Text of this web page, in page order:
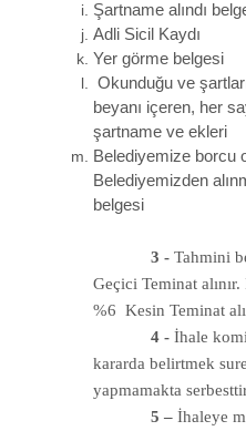
Şartname alındı
Adli Sicil Kaydı
Yer görme belgesi
Okunduğu ve
beyanı içeren, her
şartname ve ekleri
Belediyemize borcu
Belediyemizden
belgesi
3 - Tahmini
Geçici Teminat
%6 Kesin Teminat
4 - İhale
kararda belirtmek
yapmamakta
5 – İhaleye